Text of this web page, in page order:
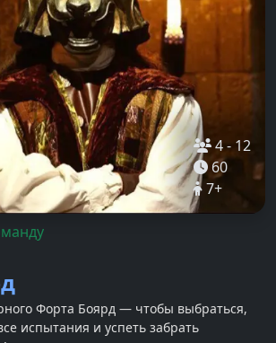
4- 12
60
7+
Форта Боярд — чтобы выбраться,
испытания и успеть забрать